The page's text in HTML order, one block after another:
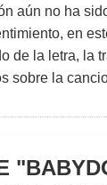
aún no ha
en
de la letra, la
sobre la
"